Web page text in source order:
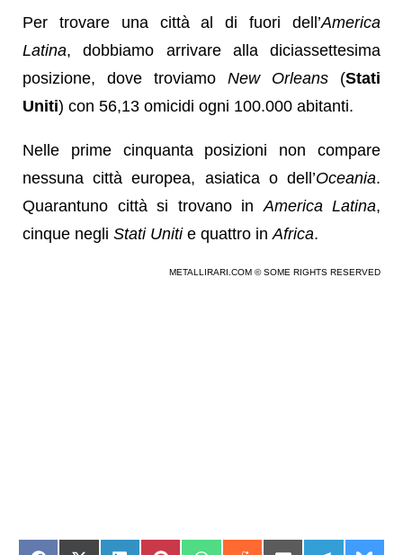
Per trovare una città al di fuori dell’America
Latina, dobbiamo arrivare alla diciassettesima
posizione, dove troviamo New Orleans (Stati
Uniti) con 56,13 omicidi ogni 100.000 abitanti.
Nelle prime cinquanta posizioni non compare
nessuna città europea, asiatica o dell’Oceania.
Quarantuno città si trovano inAmerica Latina,
cinque negli Stati Unitie quattro inAfrica.
METALLIRARI.COM © SOME RIGHTS RESERVED